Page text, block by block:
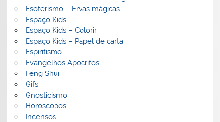
Esoterismo – Ervas mágicas
Espaço Kids
Espaço Kids – Colorir
Espaço Kids – Papel de carta
Espiritismo
Evangelhos Apócrifos
Feng Shui
Gifs
Gnosticismo
Horoscopos
Incensos